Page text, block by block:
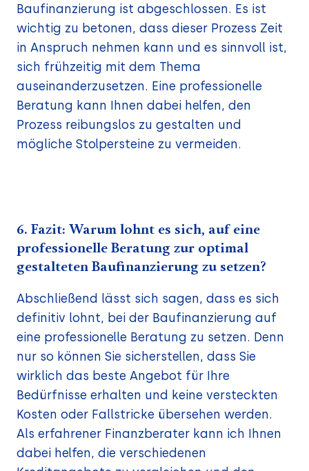
Baufinanzierung ist abgeschlossen. Es ist
wichtig zu betonen, dass dieser Prozess Zeit
in Anspruch nehmen kann und es sinnvoll ist,
sich frühzeitig mit dem Thema
auseinanderzusetzen. Eine professionelle
Beratung kann Ihnen dabei helfen, den
Prozess reibungslos zu gestalten und
mögliche Stolpersteine zu vermeiden.
6. Fazit: Warum lohnt es sich, auf eine
professionelle Beratung zur optimal
gestalteten Baufinanzierung zu setzen?
Abschließend lässt sich sagen, dass es sich
definitiv lohnt, bei der Baufinanzierung auf
eine professionelle Beratung zu setzen. Denn
nur so können Sie sicherstellen, dass Sie
wirklich das beste Angebot für Ihre
Bedürfnisse erhalten und keine versteckten
Kosten oder Fallstricke übersehen werden.
Als erfahrener Finanzberater kann ich Ihnen
dabei helfen, die verschiedenen